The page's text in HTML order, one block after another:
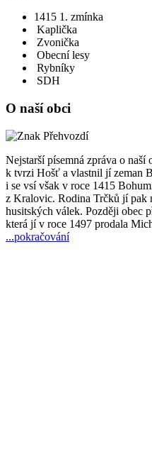
1415 1. zmínka
Kaplička
Zvonička
Obecní lesy
Rybníky
SDH
O naší obci
Nejstarší písemná zpráva o
k tvrzi Hošť a vlastnil jí zeman
i se vsí však v roce 1415
z Kralovic. Rodina Trčků jí pak
husitských válek. Později obec
která jí v roce 1497 prodala
...pokračování